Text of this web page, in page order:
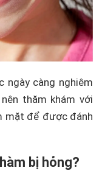
ngày càng nghiêm
thăm khám với
mặt để được đánh
bị hỏng?